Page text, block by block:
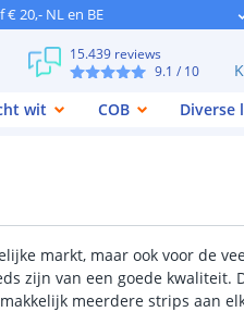
20,- NL en BE
15.439 reviews
9.1 / 10
wit COB Diverse
markt, maar ook voor de
zijn van een goede kwaliteit.
meerdere strips aan